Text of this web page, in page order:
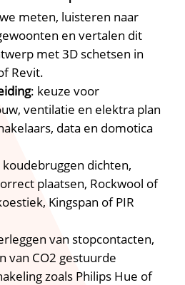
meten, luisteren naar
en vertalen dit
met 3D schetsen in
Revit.​
: keuze voor
ventilatie en elektra plan
data en domotica
koudebruggen dichten,
plaatsen, Rockwool of
Kingspan of PIR
van stopcontacten,
van CO2 gestuurde
zoals Philips Hue of